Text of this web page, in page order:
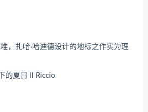
，扎哈·哈迪德设计的地标之作实为理